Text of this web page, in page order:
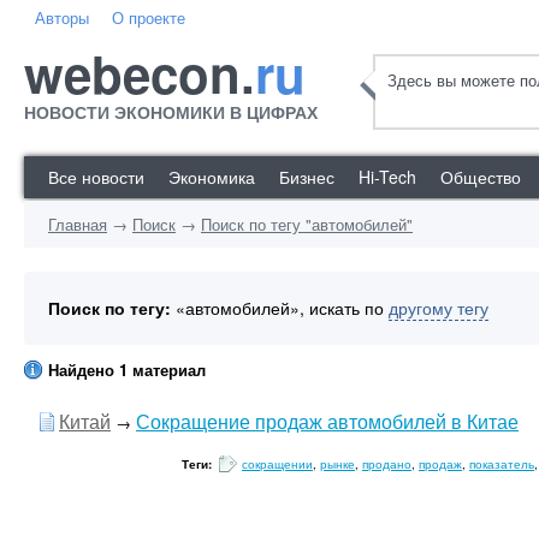
Авторы О проекте
webecon.ru
НОВОСТИ ЭКОНОМИКИ В ЦИФРАХ
Здесь вы можете
Все новости Экономика Бизнес Hi-Tech Общество
Главная → Поиск → Поиск по тегу "автомобилей"
Поиск по тегу: «автомобилей», искать по другому тегу
Найдено 1 материал
Китай → Сокращение продаж автомобилей в Китае
Теги: сокращении, рынке, продано, продаж, показатель